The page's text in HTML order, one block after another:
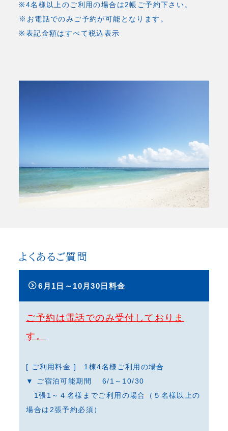
※4名様以上のご利用の場合は2帳ご予約下さい。
※お電話でのみご予約が可能となります。
※表記金額はすべて税込表示
よくあるご質問
6月1日～10月30日料金
ご予約は電話でのみ受付しておりま
す。
[ ご利用料金 ] 1棟4名様ご利用の場合
▼ ご宿泊可能期間 6/1～10/30
1張1～４名様までご利用の場合（５名様以上の
場合は2張予約必須）